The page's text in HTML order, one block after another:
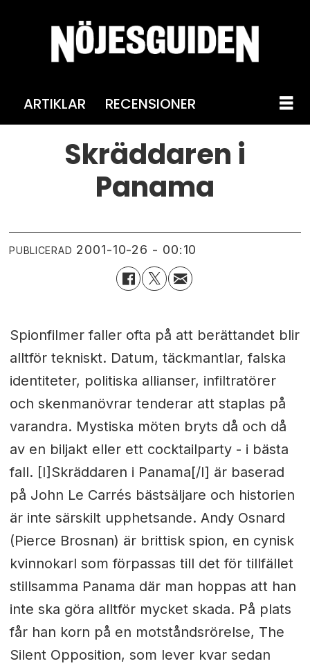
ARTIKLAR RECENSIONER
Skräddaren i
Panama
PUBLICERAD 2001-10-26 - 00:10
Spionfilmer faller ofta på att berättandet blir
alltför tekniskt. Datum, täckmantlar, falska
identiteter, politiska allianser, infiltratörer
och skenmanövrar tenderar att staplas på
varandra. Mystiska möten bryts då och då
av en biljakt eller ett cocktailparty - i bästa
fall. [I]Skräddaren i Panama[/I] är baserad
på John Le Carrés bästsäljare och historien
är inte särskilt upphetsande. Andy Osnard
(Pierce Brosnan) är brittisk spion, en cynisk
kvinnokarl som förpassas till det för tillfället
stillsamma Panama där man hoppas att han
inte ska göra alltför mycket skada. På plats
får han korn på en motståndsrörelse, The
Silent Opposition, som lever kvar sedan